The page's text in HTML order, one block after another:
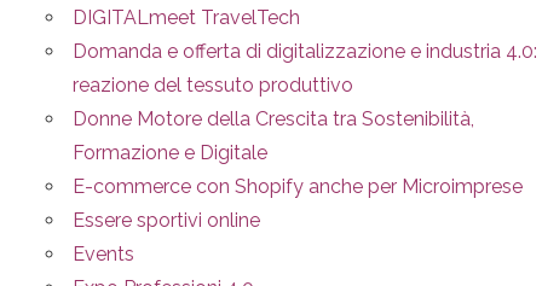
DIGITALmeet TravelTech
Domanda e offerta di digitalizzazione e industria 4.0:
reazione del tessuto produttivo
Donne Motore della Crescita tra Sostenibilità,
Formazione e Digitale
E-commerce con Shopify anche per Microimprese
Essere sportivi online
Events